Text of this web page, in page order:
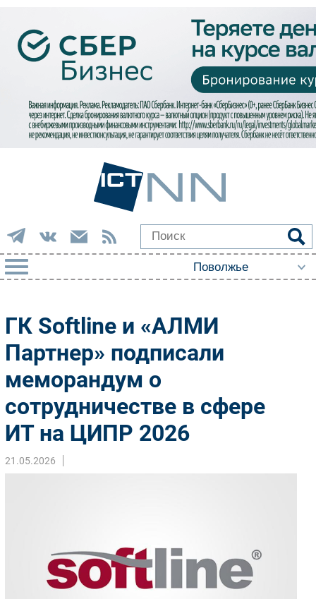
Импорто­замещение
Автоматизация Промышленности
Интернет
Мобильная связь
Фиксированная связь
Интеграция
Рынок ПК
Маркетинг
Outsourcing
Кадры
Регулирование
ГК Softline и «АЛМИ
Партнер» подписали
меморандум о
сотрудничестве в сфере
ИТ на ЦИПР 2026
21.05.2026